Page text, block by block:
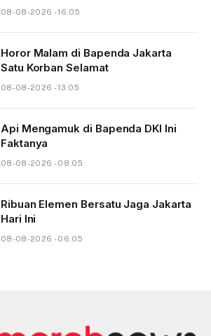
08-08-2026 - 16.05
Horor Malam di Bapenda Jakarta
Satu Korban Selamat
08-08-2026 - 13.05
Api Mengamuk di Bapenda DKI Ini
Faktanya
08-08-2026 - 08.05
Ribuan Elemen Bersatu Jaga Jakarta
Hari Ini
08-08-2026 - 06.05